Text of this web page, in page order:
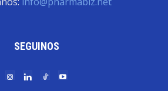
SEGUINOS